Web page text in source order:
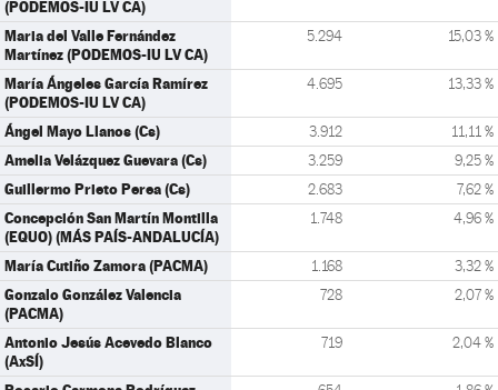
(PODEMOS-IU LV CA)
Maria del Valle Fernández
Martínez (PODEMOS-IU LV CA)
5.294 15,03 %
María Ángeles García Ramírez
(PODEMOS-IU LV CA)
4.695 13,33 %
Ángel Mayo Llanos (Cs) 3.912 11,11 %
Amelia Velázquez Guevara (Cs) 3.259 9,25 %
Guillermo Prieto Perea (Cs) 2.683 7,62 %
Concepción San Martín Montilla
(EQUO) (MÁS PAÍS-ANDALUCÍA)
1.748 4,96 %
María Cutiño Zamora (PACMA) 1.168 3,32 %
Gonzalo González Valencia
(PACMA)
728 2,07 %
Antonio Jesús Acevedo Blanco
(AxSÍ)
719 2,04 %